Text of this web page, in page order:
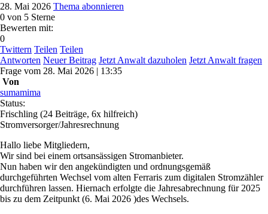
28. Mai 2026 Thema abonnieren
0 von 5 Sterne
Bewerten mit:
0
Twittern Teilen Teilen
Antworten Neuer Beitrag Jetzt Anwalt dazuholen Jetzt Anwalt fragen
Frage vom 28. Mai 2026 | 13:35
Von
sumamima
Status:
Frischling (24 Beiträge, 6x hilfreich)
Stromversorger/Jahresrechnung
Hallo liebe Mitgliedern,
Wir sind bei einem ortsansässigen Stromanbieter.
Nun haben wir den angekündigten und ordnungsgemäß
durchgeführten Wechsel vom alten Ferraris zum digitalen Stromzähler
durchführen lassen. Hiernach erfolgte die Jahresabrechnung für 2025
bis zu dem Zeitpunkt (6. Mai 2026 )des Wechsels.